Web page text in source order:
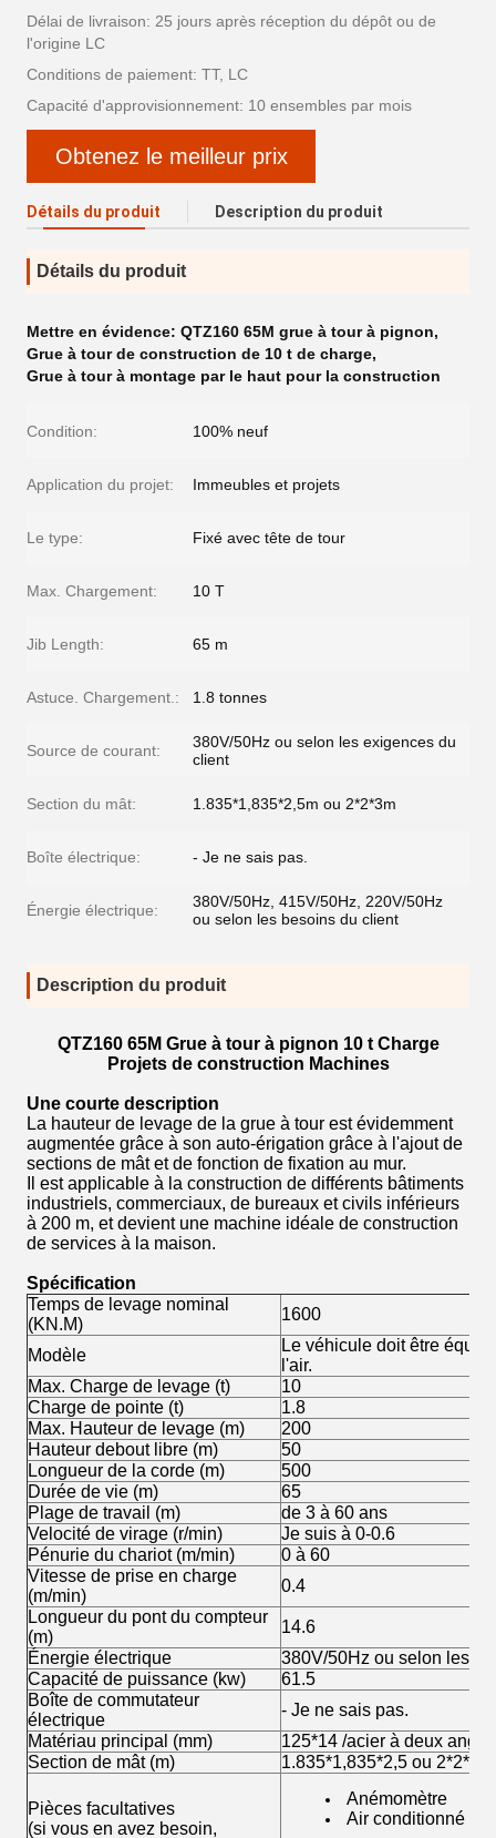
Délai de livraison: 25 jours après réception du dépôt ou de
l'origine LC
Conditions de paiement: TT, LC
Capacité d'approvisionnement: 10 ensembles par mois
Obtenez le meilleur prix
Détails du produit Description du produit
Détails du produit
Mettre en évidence: QTZ160 65M grue à tour à pignon,
Grue à tour de construction de 10 t de charge,
Grue à tour à montage par le haut pour la construction
Condition: 100% neuf
Application du projet: Immeubles et projets
Le type: Fixé avec tête de tour
Max. Chargement: 10 T
Jib Length: 65 m
Astuce. Chargement.: 1.8 tonnes
Source de courant:
380V/50Hz ou selon les exigences du
client
Section du mât: 1.835*1,835*2,5m ou 2*2*3m
Boîte électrique: - Je ne sais pas.
Énergie électrique:
380V/50Hz, 415V/50Hz, 220V/50Hz
ou selon les besoins du client
Description du produit
QTZ160 65M Grue à tour à pignon 10 t Charge
Projets de construction Machines
Une courte description
La hauteur de levage de la grue à tour est évidemment
augmentée grâce à son auto-érigation grâce à l'ajout de
sections de mât et de fonction de fixation au mur.
Il est applicable à la construction de différents bâtiments
industriels, commerciaux, de bureaux et civils inférieurs
à 200 m, et devient une machine idéale de construction
de services à la maison.
Spécification
Temps de levage nominal
(KN.M)
1600
Modèle
Le véhicule doit être
l'air.
Max. Charge de levage (t)
10
Charge de pointe (t)
1.8
Max. Hauteur de levage (m)
200
Hauteur debout libre (m)
50
Longueur de la corde (m)
500
Durée de vie (m)
65
Plage de travail (m)
de 3 à 60 ans
Velocité de virage (r/min)
Je suis à 0-0.6
Pénurie du chariot (m/min)
0 à 60
Vitesse de prise en charge
(m/min)
0.4
Longueur du pont du compteur
(m)
14.6
Énergie électrique
380V/50Hz ou selon les
Capacité de puissance (kw)
61.5
Boîte de commutateur
électrique
- Je ne sais pas.
Matériau principal (mm)
125*14 /acier à deux
Section de mât (m)
1.835*1,835*2,5 ou 2*2*3m
Pièces facultatives
(si vous en avez besoin,
Anémomètre
Air conditionné